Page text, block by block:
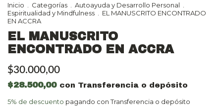
Inicio Categorías Autoayuda y Desarrollo Personal
Espiritualidad y Mindfulness
EL MANUSCRITO ENCONTRADO
EN ACCRA
EL MANUSCRITO
ENCONTRADO EN ACCRA
$30.000,00
$28.500,00 con Transferencia o depósito
5% de descuento pagando con Transferencia o depósito